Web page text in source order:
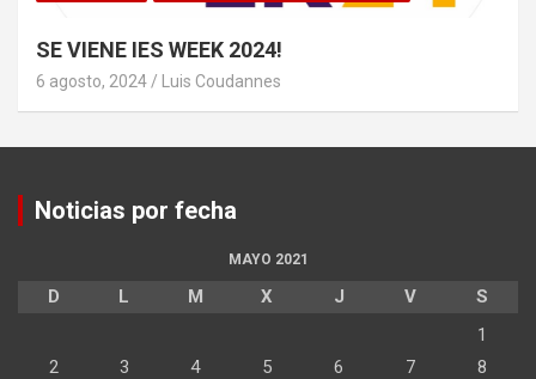
SE VIENE IES WEEK 2024!
6 agosto, 2024 Luis Coudannes
Noticias por fecha
MAYO 2021
D L M X J V S
1
2
3 4 5 6 7
8